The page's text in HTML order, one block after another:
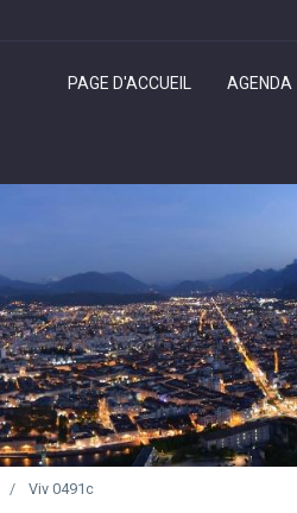
PAGE D'ACCUEIL AGENDA
Viv 0491c